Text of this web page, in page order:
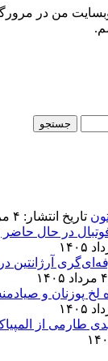
وبسایت من در
تاریخ انتشار: ۴ مرداد ۱۴۰۵
در حال حاضر
آرژانتین
لخ پوزنان و
طارمی از